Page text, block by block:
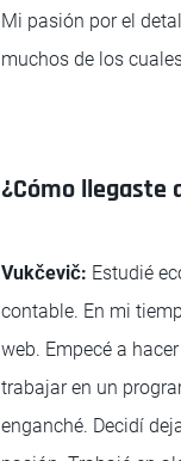
Mi pasión por el
muchos de los
¿Cómo llegaste
Vukčevič: Estudié
contable. En mi
web. Empecé a
trabajar en un
enganché. Decidí